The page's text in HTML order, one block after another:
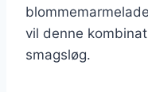
vil denne
smagsløg.